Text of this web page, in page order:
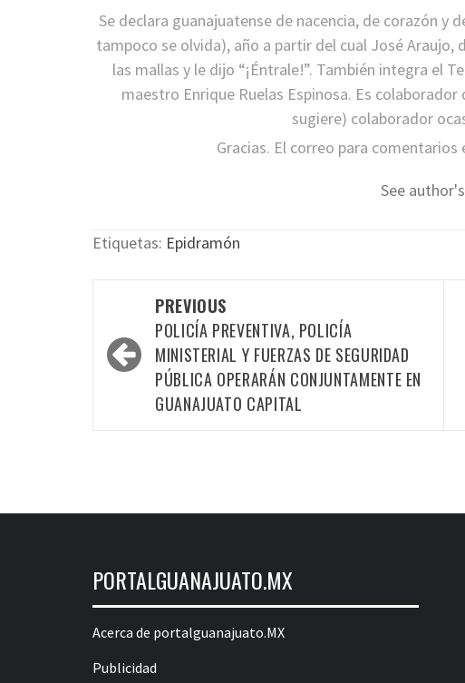
Se declara guanajuatense de nacencia, de corazón y
tampoco se olvida), año a partir del cual José
las mallas y le dijo “¡Éntrale!”. También integra el
maestro Enrique Ruelas Espinosa. Es
sugiere) colaborador
Gracias. El correo para comentarios
See
Etiquetas: Epidramón
navigation
PREVIOUS
POLICÍA PREVENTIVA, POLICÍA
MINISTERIAL Y FUERZAS DE SEGURIDAD
PÚBLICA OPERARÁN CONJUNTAMENTE EN
GUANAJUATO CAPITAL
PORTALGUANAJUATO.MX
Acerca de portalguanajuato.MX
Publicidad